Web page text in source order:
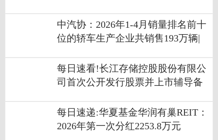
中汽协：2026年1-4月销量排名前十
位的轿车生产企业共销售193万辆|
每日速看!长江存储控股股份有限公
司首次公开发行股票并上市辅导备
每日速递:华夏基金华润有巢REIT：
2026年第一次分红2253.8万元